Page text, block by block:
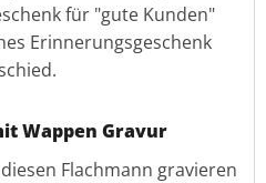
für "gute Kunden"
Erinnerungsgeschenk
Wappen Gravur
Flachmann gravieren